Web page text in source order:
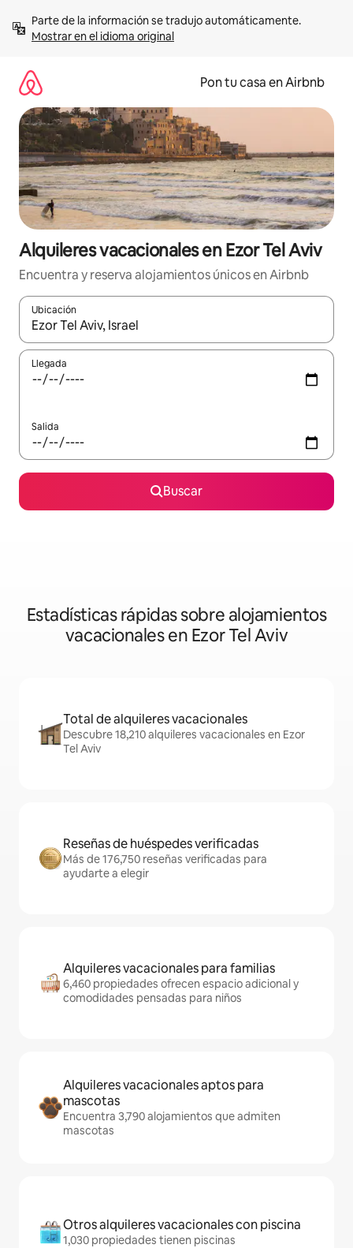
contenidoMostrar en el idioma original
Pon tu casa en Airbnb
Alquileres vacacionales en Ezor Tel Aviv
Encuentra y reserva alojamientos únicos en Airbnb
Ubicación
Cuando los resultados estén disponibles, navega con las
Llegada
Salida
Buscar
Estadísticas rápidas sobre alojamientos
vacacionales en Ezor Tel Aviv
Total de alquileres vacacionales
Descubre 18,210 alquileres vacacionales en Ezor
Tel Aviv
Reseñas de huéspedes verificadas
Más de 176,750 reseñas verificadas para
ayudarte a elegir
Alquileres vacacionales para familias
6,460 propiedades ofrecen espacio adicional y
comodidades pensadas para niños
Alquileres vacacionales aptos para
mascotas
Encuentra 3,790 alojamientos que admiten
mascotas
Otros alquileres vacacionales con piscina
1,030 propiedades tienen piscinas